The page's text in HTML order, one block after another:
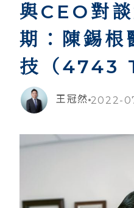
與CEO對
期：陳錫根
技（4743
王冠然 2022-